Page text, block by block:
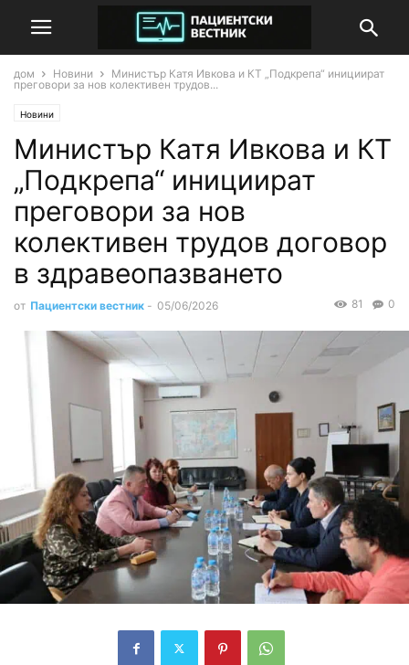
дом Новини
Министър Катя Ивкова и КТ „Подкрепа“ инициират
преговори за нов колективен трудов...
Новини
Министър Катя Ивкова и КТ
„Подкрепа“ инициират
преговори за нов
колективен трудов договор
в здравеопазването
от Пациентски вестник - 05/06/2026 0
81